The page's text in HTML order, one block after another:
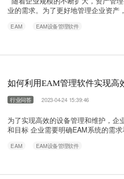
业的需求。为了更好地管理企业资产
预算等功能的企业级软件系统。它可
EAM EAM设备管理软件
如何利用EAM管理软件实现高
行业问答 2023-04-24 15:39:46
为了实现高效的设备管理和维护，
和目标 企业需要明确EAM系统的需
的需求相匹配。 2. 选择合适的EAM
EAM EAM设备管理软件